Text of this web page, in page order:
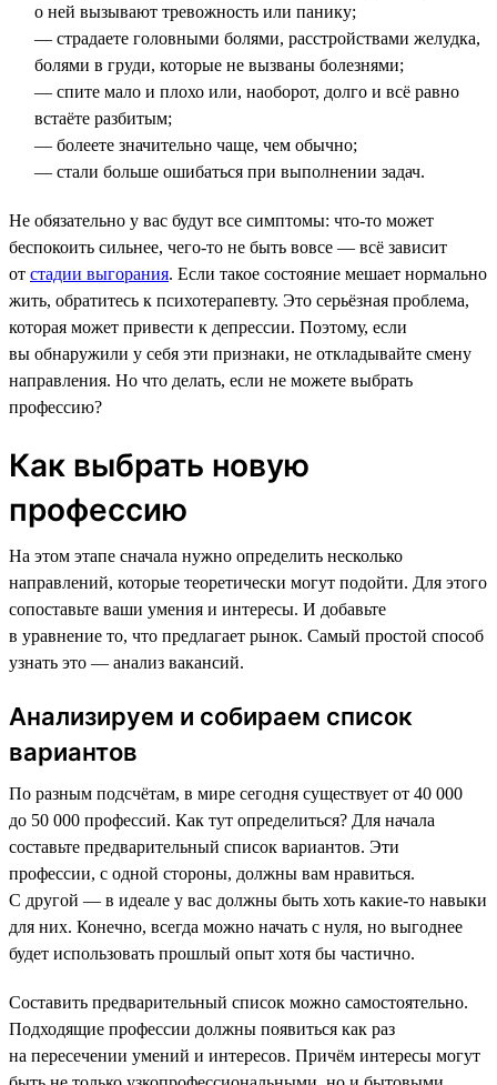
о ней вызывают тревожность или панику;
— страдаете головными болями, расстройствами желудка,
болями в груди, которые не вызваны болезнями;
— спите мало и плохо или, наоборот, долго и всё равно
встаёте разбитым;
— болеете значительно чаще, чем обычно;
— стали больше ошибаться при выполнении задач.
Не обязательно у вас будут все симптомы: что-то может
беспокоить сильнее, чего-то не быть вовсе — всё зависит
от стадии выгорания. Если такое состояние мешает нормально
жить, обратитесь к психотерапевту. Это серьёзная проблема,
которая может привести к депрессии. Поэтому, если
вы обнаружили у себя эти признаки, не откладывайте смену
направления. Но что делать, если не можете выбрать
профессию?
Как выбрать новую
профессию
На этом этапе сначала нужно определить несколько
направлений, которые теоретически могут подойти. Для этого
сопоставьте ваши умения и интересы. И добавьте
в уравнение то, что предлагает рынок. Самый простой способ
узнать это — анализ вакансий.
Анализируем и собираем список
вариантов
По разным подсчётам, в мире сегодня существует от 40 000
до 50 000 профессий. Как тут определиться? Для начала
составьте предварительный список вариантов. Эти
профессии, с одной стороны, должны вам нравиться.
С другой — в идеале у вас должны быть хоть какие-то навыки
для них. Конечно, всегда можно начать с нуля, но выгоднее
будет использовать прошлый опыт хотя бы частично.
Составить предварительный список можно самостоятельно.
Подходящие профессии должны появиться как раз
на пересечении умений и интересов. Причём интересы могут